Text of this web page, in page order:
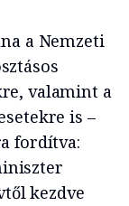
a Nemzeti
valamint a
is –
fordítva:
kezdve